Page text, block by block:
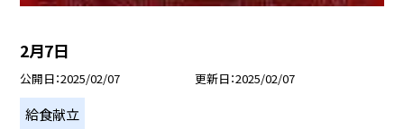
2月7日
公開日 2025/02/07 更新日 2025/02/07
給食献立